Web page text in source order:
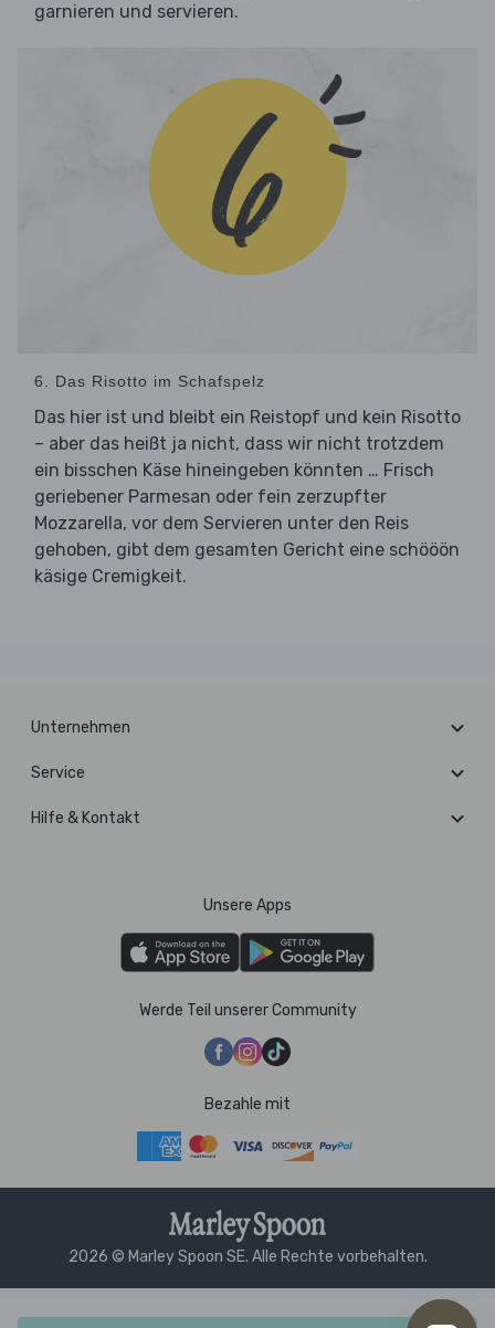
garnieren und servieren.
6. Das Risotto im Schafspelz
Das hier ist und bleibt ein Reistopf und kein Risotto
– aber das heißt ja nicht, dass wir nicht trotzdem
ein bisschen Käse hineingeben könnten … Frisch
geriebener Parmesan oder fein zerzupfter
Mozzarella, vor dem Servieren unter den Reis
gehoben, gibt dem gesamten Gericht eine schööön
käsige Cremigkeit.
Unternehmen
Service
Hilfe & Kontakt
Unsere Apps
Werde Teil unserer Community
Bezahle mit
2026 © Marley Spoon SE. Alle Rechte vorbehalten.